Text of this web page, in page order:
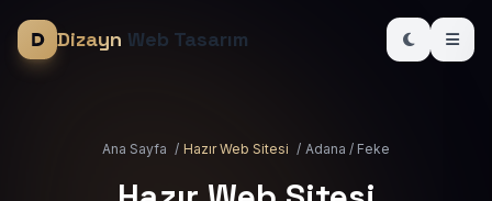
Dizayn Web Tasarım
Ana Sayfa / Hazır Web Sitesi / Adana / Feke